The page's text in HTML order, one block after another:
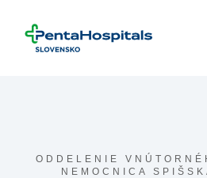
ODDELENIE
NEMOCNICA